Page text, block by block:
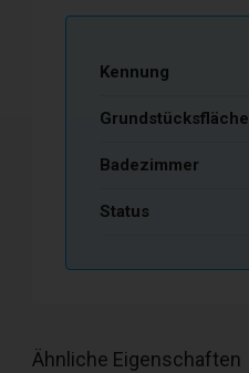
Kennung
Grundstücksfläche
Badezimmer
Status
Ähnliche Eigenschaften